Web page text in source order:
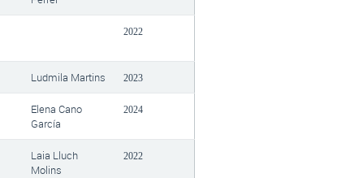
2022
Ludmila Martins 2023
Elena Cano
García
2024
Laia Lluch
Molins
2022